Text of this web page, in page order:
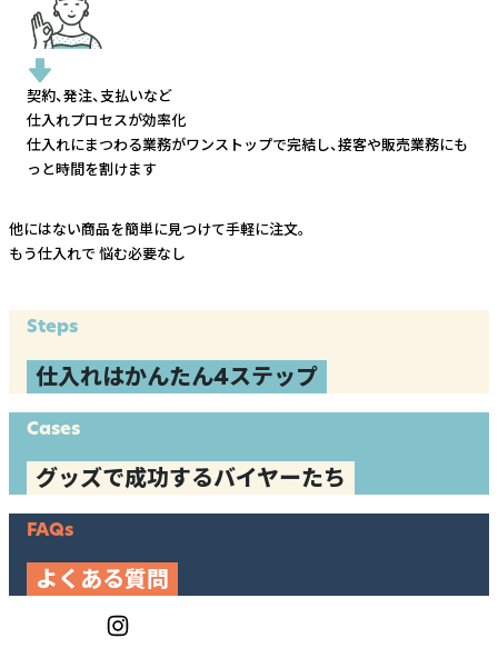
契約、発注、支払いなど
仕入れプロセスが効率化
仕入れにまつわる業務がワンストップで完結し、接客や販売業務にも
っと時間を割けます
他にはない商品を簡単に見つけて手軽に注文。
もう仕入れで 悩む必要なし
Steps
仕入れはかんたん4ステップ
Cases
グッズで成功するバイヤーたち
FAQs
よくある質問